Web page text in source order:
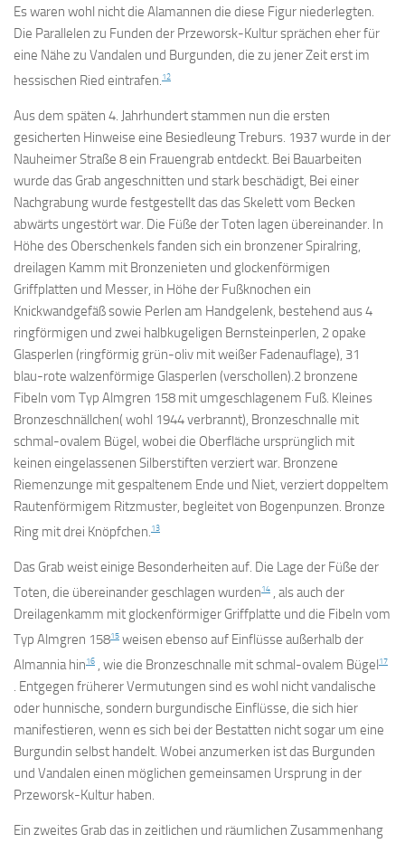
Es waren wohl nicht die Alamannen die diese Figur niederlegten.
Die Parallelen zu Funden der Przeworsk-Kultur sprächen eher für
eine Nähe zu Vandalen und Burgunden, die zu jener Zeit erst im
hessischen Ried eintrafen.12
Aus dem späten 4. Jahrhundert stammen nun die ersten
gesicherten Hinweise eine Besiedleung Treburs. 1937 wurde in der
Nauheimer Straße 8 ein Frauengrab entdeckt. Bei Bauarbeiten
wurde das Grab angeschnitten und stark beschädigt, Bei einer
Nachgrabung wurde festgestellt das das Skelett vom Becken
abwärts ungestört war. Die Füße der Toten lagen übereinander. In
Höhe des Oberschenkels fanden sich ein bronzener Spiralring,
dreilagen Kamm mit Bronzenieten und glockenförmigen
Griffplatten und Messer, in Höhe der Fußknochen ein
Knickwandgefäß sowie Perlen am Handgelenk, bestehend aus 4
ringförmigen und zwei halbkugeligen Bernsteinperlen, 2 opake
Glasperlen (ringförmig grün-oliv mit weißer Fadenauflage), 31
blau-rote walzenförmige Glasperlen (verschollen).2 bronzene
Fibeln vom Typ Almgren 158 mit umgeschlagenem Fuß. Kleines
Bronzeschnällchen( wohl 1944 verbrannt), Bronzeschnalle mit
schmal-ovalem Bügel, wobei die Oberfläche ursprünglich mit
keinen eingelassenen Silberstiften verziert war. Bronzene
Riemenzunge mit gespaltenem Ende und Niet, verziert doppeltem
Rautenförmigem Ritzmuster, begleitet von Bogenpunzen. Bronze
Ring mit drei Knöpfchen.13
Das Grab weist einige Besonderheiten auf. Die Lage der Füße der
Toten, die übereinander geschlagen wurden14 , als auch der
Dreilagenkamm mit glockenförmiger Griffplatte und die Fibeln vom
Typ Almgren 15815 weisen ebenso auf Einflüsse außerhalb der
Almannia hin16 , wie die Bronzeschnalle mit schmal-ovalem Bügel 17
. Entgegen früherer Vermutungen sind es wohl nicht vandalische
oder hunnische, sondern burgundische Einflüsse, die sich hier
manifestieren, wenn es sich bei der Bestatten nicht sogar um eine
Burgundin selbst handelt. Wobei anzumerken ist das Burgunden
und Vandalen einen möglichen gemeinsamen Ursprung in der
Przeworsk-Kultur haben.
Ein zweites Grab das in zeitlichen und räumlichen Zusammenhang